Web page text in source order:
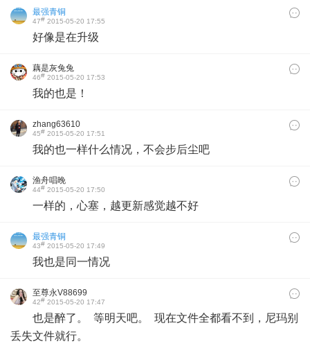
最强青铜
47# 2015-05-20 17:55
好像是在升级
藕是灰兔兔
46# 2015-05-20 17:53
我的也是！
zhang63610
45# 2015-05-20 17:51
我的也一样什么情况，不会步后尘吧
渔舟唱晚
44# 2015-05-20 17:50
一样的，心塞，越更新感觉越不好
最强青铜
43# 2015-05-20 17:49
我也是同一情况
至尊永V88699
42# 2015-05-20 17:47
也是醉了。 等明天吧。 现在文件全都看不到，尼玛别
丢失文件就行。